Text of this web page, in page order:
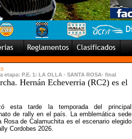
etapa: P.E. 1: LA OLLA - SANTA ROSA- final
Hernán Echeverria (RC2) es el
esta tarde la temporada del principal
de rally en el país. La emblemática sede
Rosa de Calamuchita es el escenario elegido
Cordobes 2026.